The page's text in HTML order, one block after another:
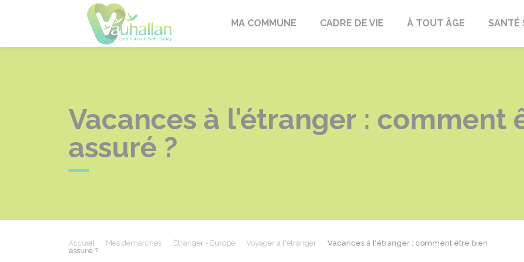
VauhallanMA COMMUNE CADRE DE VIE À TOUT ÂGE SANTÉ
Vacances à l'étranger : comment
assuré ?
Accueil Mes démarches Étranger - Europe Voyager à l'étranger
Vacances à l'étranger : comment être bien
assuré ?